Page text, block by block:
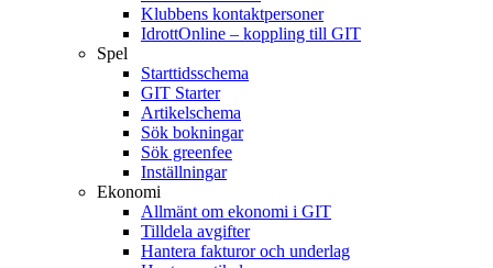
Klubbens kontaktpersoner
IdrottOnline – koppling till GIT
Spel
Starttidsschema
GIT Starter
Artikelschema
Sök bokningar
Sök greenfee
Inställningar
Ekonomi
Allmänt om ekonomi i GIT
Tilldela avgifter
Hantera fakturor och underlag